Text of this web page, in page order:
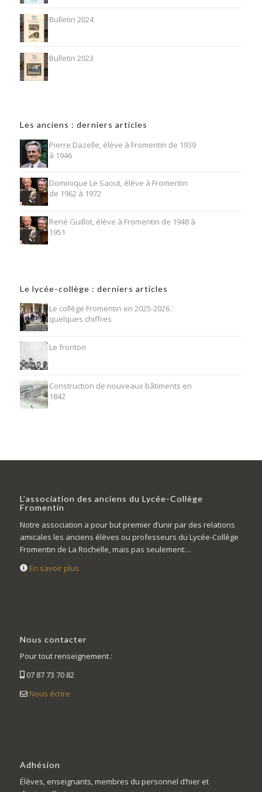
Bulletin 2024
Bulletin 2023
Les anciens : derniers articles
Pierre Dazelle, élève à Fromentin de 1939
à 1946
Dominique Le Saout, élève à Fromentin
de 1962 à 1972
René Guillot, élève à Fromentin de 1948 à
1951
Le lycée-collège : derniers articles
Le collège Fromentin en 2025-2026 :
quelques chiffres
Le fronton
Construction de nouveaux bâtiments en
1842
L’association des anciens du Lycée-Collège
Fromentin
Notre association a pour but premier d’unir par des relations
amicales les anciens élèves ou professeurs du Lycée-Collège
Fromentin de La Rochelle, mais pas seulement…
En savoir plus
Nous contacter
Pour tout renseignement :
07 87 73 70 82
Nous écrire
Adhésion
Élèves, enseignants, membres du personnel d’hier et